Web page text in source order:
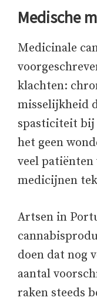
Medische
Medicinale
klachten:
misselijkheid
spasticiteit bij
het geen
veel
medicijnen
Artsen in
doen dat nog
aantal
raken steeds